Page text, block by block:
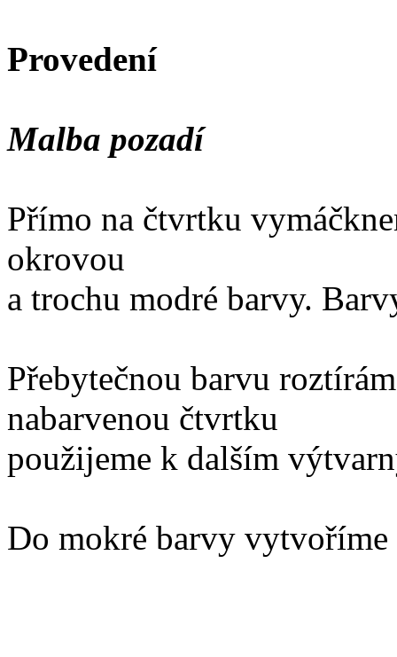
Provedení
Malba pozadí
Přímo na čtvrtku
okrovou
a trochu modré barvy.
Přebytečnou barvu
nabarvenou čtvrtku
použijeme k dalším
Do mokré barvy